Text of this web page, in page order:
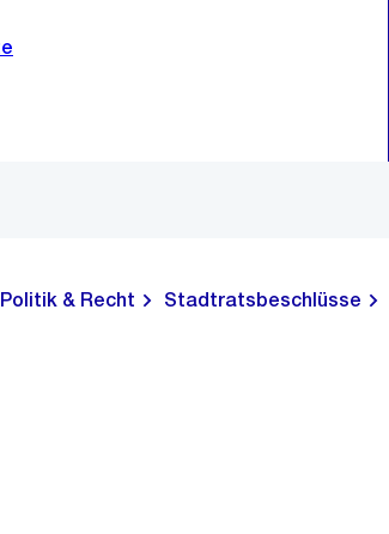
Politik & Recht Stadtratsbeschlüsse